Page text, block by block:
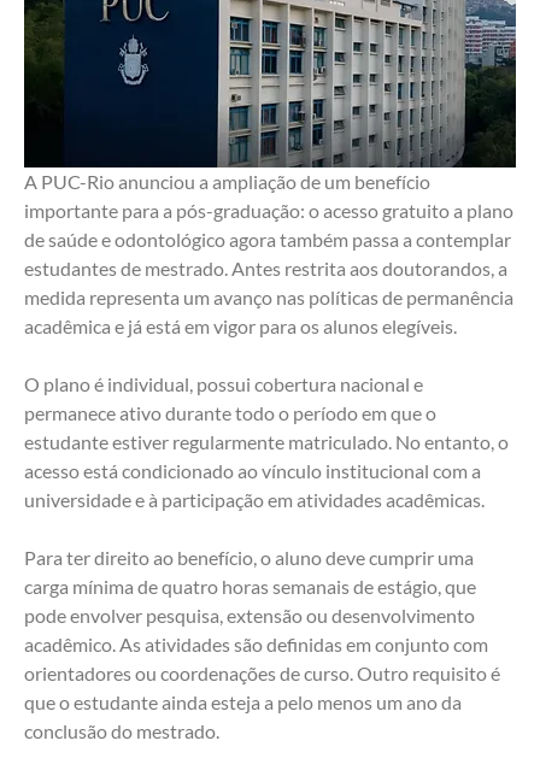
A PUC-Rio anunciou a ampliação de um benefício
importante para a pós-graduação: o acesso gratuito a plano
de saúde e odontológico agora também passa a contemplar
estudantes de mestrado. Antes restrita aos doutorandos, a
medida representa um avanço nas políticas de permanência
acadêmica e já está em vigor para os alunos elegíveis.
O plano é individual, possui cobertura nacional e
permanece ativo durante todo o período em que o
estudante estiver regularmente matriculado. No entanto, o
acesso está condicionado ao vínculo institucional com a
universidade e à participação em atividades acadêmicas.
Para ter direito ao benefício, o aluno deve cumprir uma
carga mínima de quatro horas semanais de estágio, que
pode envolver pesquisa, extensão ou desenvolvimento
acadêmico. As atividades são definidas em conjunto com
orientadores ou coordenações de curso. Outro requisito é
que o estudante ainda esteja a pelo menos um ano da
conclusão do mestrado.